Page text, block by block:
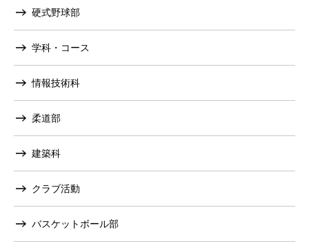
硬式野球部
学科・コース
情報技術科
柔道部
建築科
クラブ活動
バスケットボール部